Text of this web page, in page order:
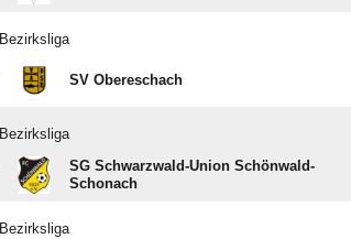
Bezirksliga
SV Obereschach
Bezirksliga
SG Schwarzwald-Union Schönwald-
Schonach
Bezirksliga